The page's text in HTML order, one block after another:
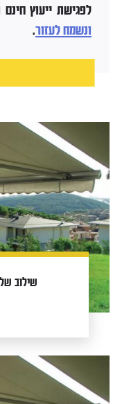
לפגישת ייעוץ
ונשמח לעזור.
שילוב